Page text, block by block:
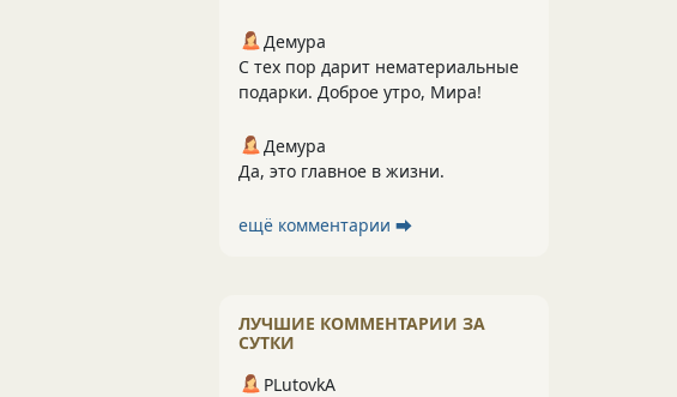
Демура
С тех пор дарит нематериальные
подарки. Доброе утро, Мира!
Демура
Да, это главное в жизни.
ещё комментарии ⮕
ЛУЧШИЕ КОММЕНТАРИИ ЗА
СУТКИ
PLutоvkА